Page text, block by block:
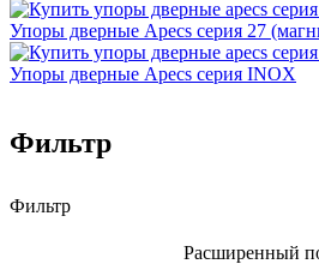
Упоры дверные Apecs серия 27
Упоры дверные Apecs серия INOX
Фильтр
Фильтр
Расширенный